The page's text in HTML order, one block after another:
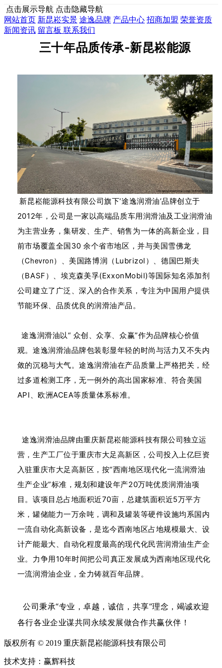
点击展示导航 点击隐藏导航
网站首页 新昆崧实景 途逸品牌 产品中心 招商加盟 荣誉资质
新闻资讯 留言板 联系我们
三十年品质传承-新昆崧能源
新昆崧能源科技有限公司旗下‘途逸润滑油’品牌创立于
2012年，公司是一家以高端品质车用润滑油及工业润滑油
为主营业务，集研发、生产、销售为一体的高新企业，目
前市场覆盖全国30 余个省市地区，并与美国雪佛龙
（Chevron）、 美国路博润（Lubrizol）、德国巴斯夫
（BASF）、埃克森美孚(ExxonMobil)等国际知名添加剂
公司建立了广泛、深入的合作关系，专注为中国用户提供
节能环保、品质优良的润滑油产品。
途逸润滑油以“ 众创、众享、众赢”作为品牌核心价值
观。途逸润滑油品牌包装彰显年轻的时尚与活力又不失内
敛的沉稳与大气。途逸润滑油在产品质量上严格把关，经
过多道检测工序，无一例外的高出国家标准、符合美国
API、欧洲ACEA等质量体系标准。
途逸润滑油品牌由重庆新昆崧能源科技有限公司独立运
营，生产工厂位于重庆市大足高新区，公司投入上亿巨资
入驻重庆市大足高新区，按“西南地区现代化一流润滑油
生产企业”标准，规划和建设年产20万吨优质润滑油项
目。该项目总占地面积近70亩，总建筑面积近5万平方
米，罐储能力一万余吨，调和及罐装等硬件设施均系国内
一流自动化高新设备，是迄今西南地区占地规模最大、设
计产能最大、自动化程度最高的现代化民营润滑油生产企
业。力争用10年时间把公司真正发展成为西南地区现代化
一流润滑油企业，全力铸就百年品牌。
公司秉承“专业，卓越，诚信，共享”理念，竭诚欢迎
各行各业企业谋共同永续发展做合作共赢伙伴！
版权所有 © 2019 重庆新昆崧能源科技有限公司
技术支持：赢辉科技